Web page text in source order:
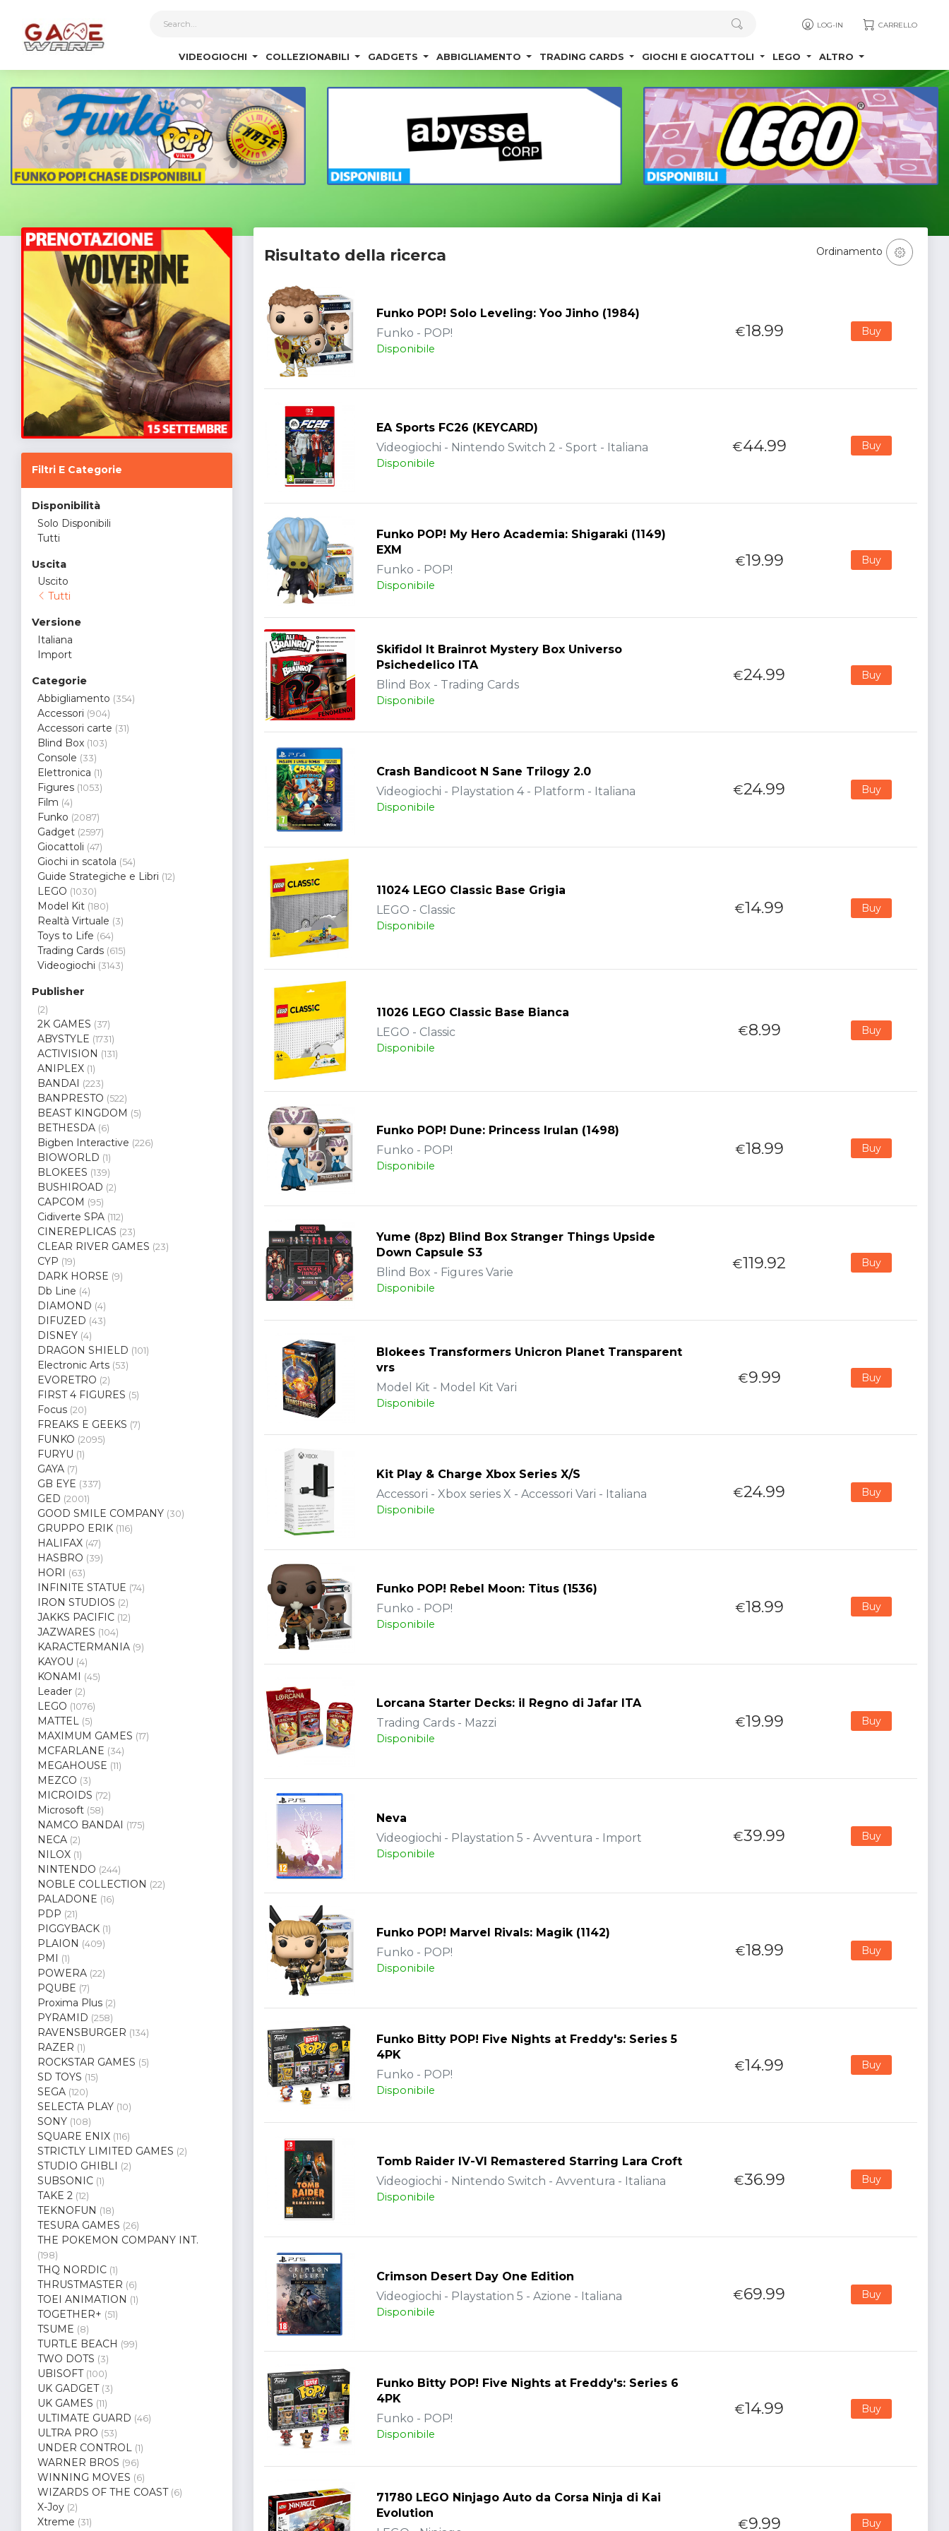
LOG-IN CARRELLO
VIDEOGIOCHI COLLEZIONABILI GADGETS ABBIGLIAMENTO TRADING CARDS GIOCHI E GIOCATTOLI LEGO ALTRO
Filtri E Categorie
Disponibilità
Solo Disponibili
Tutti
Uscita
Uscito
Tutti
Versione
Italiana
Import
Categorie
Abbigliamento (354)
Accessori (904)
Accessori carte (31)
Blind Box (103)
Console (33)
Elettronica (1)
Figures (1053)
Film (4)
Funko (2087)
Gadget (2597)
Giocattoli (47)
Giochi in scatola (54)
Guide Strategiche e Libri (12)
LEGO (1030)
Model Kit (180)
Realtà Virtuale (3)
Toys to Life (64)
Trading Cards (615)
Videogiochi (3143)
Publisher
(2)
2K GAMES (37)
ABYSTYLE (1731)
ACTIVISION (131)
ANIPLEX (1)
BANDAI (223)
BANPRESTO (522)
BEAST KINGDOM (5)
BETHESDA (6)
Bigben Interactive (226)
BIOWORLD (1)
BLOKEES (139)
BUSHIROAD (2)
CAPCOM (95)
Cidiverte SPA (112)
CINEREPLICAS (23)
CLEAR RIVER GAMES (23)
CYP (19)
DARK HORSE (9)
Db Line (4)
DIAMOND (4)
DIFUZED (43)
DISNEY (4)
DRAGON SHIELD (101)
Electronic Arts (53)
EVORETRO (2)
FIRST 4 FIGURES (5)
Focus (20)
FREAKS E GEEKS (7)
FUNKO (2095)
FURYU (1)
GAYA (7)
GB EYE (337)
GED (2001)
GOOD SMILE COMPANY (30)
GRUPPO ERIK (116)
HALIFAX (47)
HASBRO (39)
HORI (63)
INFINITE STATUE (74)
IRON STUDIOS (2)
JAKKS PACIFIC (12)
JAZWARES (104)
KARACTERMANIA (9)
KAYOU (4)
KONAMI (45)
Leader (2)
LEGO (1076)
MATTEL (5)
MAXIMUM GAMES (17)
MCFARLANE (34)
MEGAHOUSE (11)
MEZCO (3)
MICROIDS (72)
Microsoft (58)
NAMCO BANDAI (175)
NECA (2)
NILOX (1)
NINTENDO (244)
NOBLE COLLECTION (22)
PALADONE (16)
PDP (21)
PIGGYBACK (1)
PLAION (409)
PMI (1)
POWERA (22)
PQUBE (7)
Proxima Plus (2)
PYRAMID (258)
RAVENSBURGER (134)
RAZER (1)
ROCKSTAR GAMES (5)
SD TOYS (15)
SEGA (120)
SELECTA PLAY (10)
SONY (108)
SQUARE ENIX (116)
STRICTLY LIMITED GAMES (2)
STUDIO GHIBLI (2)
SUBSONIC (1)
TAKE 2 (12)
TEKNOFUN (18)
TESURA GAMES (26)
THE POKEMON COMPANY INT.
(198)
THQ NORDIC (1)
THRUSTMASTER (6)
TOEI ANIMATION (1)
TOGETHER+ (51)
TSUME (8)
TURTLE BEACH (99)
TWO DOTS (3)
UBISOFT (100)
UK GADGET (3)
UK GAMES (11)
ULTIMATE GUARD (46)
ULTRA PRO (53)
UNDER CONTROL (1)
WARNER BROS (96)
WINNING MOVES (6)
WIZARDS OF THE COAST (6)
X-Joy (2)
Xtreme (31)
Risultato della ricerca Ordinamento
Funko POP! Solo Leveling: Yoo Jinho (1984)
Funko - POP!
Disponibile
€18.99 Buy
EA Sports FC26 (KEYCARD)
Videogiochi - Nintendo Switch 2 - Sport - Italiana
Disponibile
€44.99 Buy
Funko POP! My Hero Academia: Shigaraki (1149)
EXM
Funko - POP!
Disponibile
€19.99 Buy
Skifidol It Brainrot Mystery Box Universo
Psichedelico ITA
Blind Box - Trading Cards
Disponibile
€24.99 Buy
Crash Bandicoot N Sane Trilogy 2.0
Videogiochi - Playstation 4 - Platform - Italiana
Disponibile
€24.99 Buy
11024 LEGO Classic Base Grigia
LEGO - Classic
Disponibile
€14.99 Buy
11026 LEGO Classic Base Bianca
LEGO - Classic
Disponibile
€8.99 Buy
Funko POP! Dune: Princess Irulan (1498)
Funko - POP!
Disponibile
€18.99 Buy
Yume (8pz) Blind Box Stranger Things Upside
Down Capsule S3
Blind Box - Figures Varie
Disponibile
€119.92 Buy
Blokees Transformers Unicron Planet Transparent
vrs
Model Kit - Model Kit Vari
Disponibile
€9.99 Buy
Kit Play & Charge Xbox Series X/S
Accessori - Xbox series X - Accessori Vari - Italiana
Disponibile
€24.99 Buy
Funko POP! Rebel Moon: Titus (1536)
Funko - POP!
Disponibile
€18.99 Buy
Lorcana Starter Decks: il Regno di Jafar ITA
Trading Cards - Mazzi
Disponibile
€19.99 Buy
Neva
Videogiochi - Playstation 5 - Avventura - Import
Disponibile
€39.99 Buy
Funko POP! Marvel Rivals: Magik (1142)
Funko - POP!
Disponibile
€18.99 Buy
Funko Bitty POP! Five Nights at Freddy's: Series 5
4PK
Funko - POP!
Disponibile
€14.99 Buy
Tomb Raider IV-VI Remastered Starring Lara Croft
Videogiochi - Nintendo Switch - Avventura - Italiana
Disponibile
€36.99 Buy
Crimson Desert Day One Edition
Videogiochi - Playstation 5 - Azione - Italiana
Disponibile
€69.99 Buy
Funko Bitty POP! Five Nights at Freddy's: Series 6
4PK
Funko - POP!
Disponibile
€14.99 Buy
71780 LEGO Ninjago Auto da Corsa Ninja di Kai
Evolution
€9.99 Buy